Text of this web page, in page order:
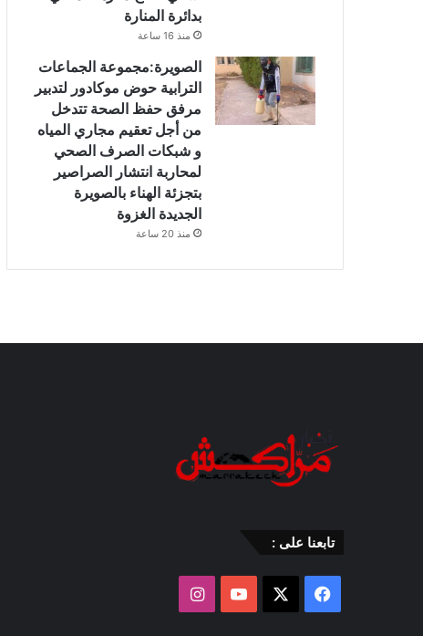
بدائرة المنارة
منذ 16 ساعة
الصويرة:مجموعة الجماعات
الترابية حوض موكادور لتدبير
مرفق حفظ الصحة تتدخل
من أجل تعقيم مجاري المياه
و شبكات الصرف الصحي
لمحاربة انتشار الصراصير
بتجزئة الهناء بالصويرة
الجديدة الغزوة
منذ 20 ساعة
تابعنا على :
فيسبوك ‫YouTube